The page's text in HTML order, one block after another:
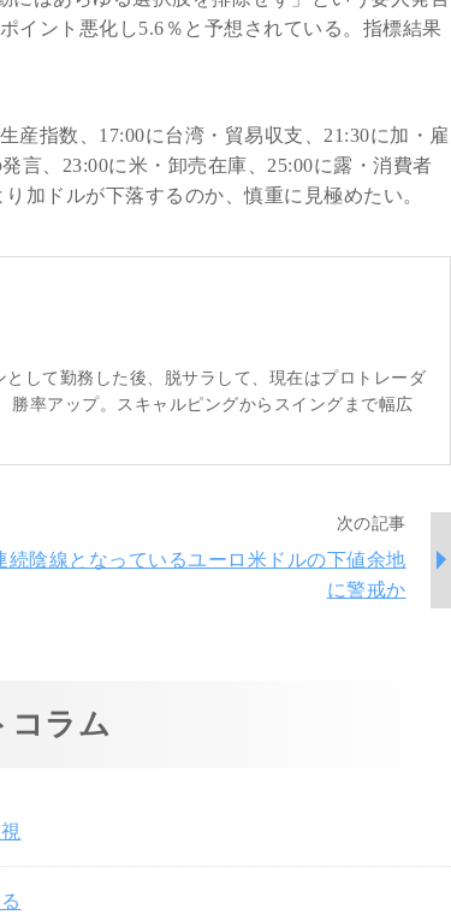
イント悪化し5.6％と予想されている。指標結果
産指数、17:00に台湾・貿易収支、21:30に加・雇
言、23:00に米・卸売在庫、25:00に露・消費者
加ドルが下落するのか、慎重に見極めたい。
して勤務した後、脱サラして、現在はプロトレーダ
率アップ。スキャルピングからスイングまで幅広
次の記事
続陰線となっているユーロ米ドルの下値余地
に警戒か
コラム